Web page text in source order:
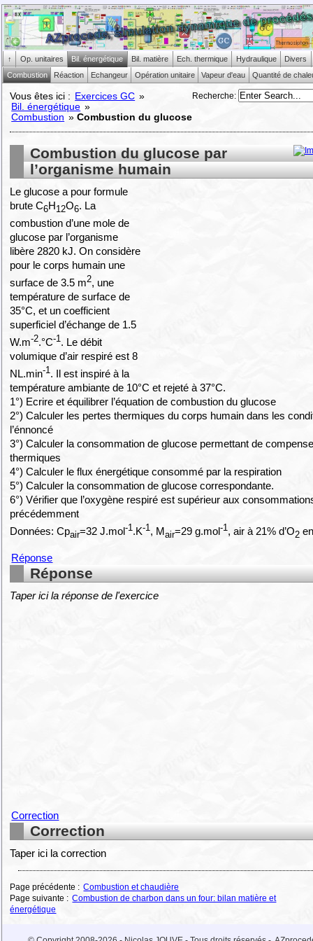
↑ Op. unitaires Bil. énergétique Bil. matière Ech. thermique Hydraulique
Divers
Combustion
Réaction Echangeur Opération unitaire Vapeur d'eau Quantité de
Recherche:
Vous êtes ici : Exercices GC »
Bil. énergétique »
Combustion »Combustion du glucose
Combustion du glucose par
l’organisme humain
Le glucose a pour formule
brute C6H12O6. La
combustion d’une mole de
glucose par l’organisme
libère 2820 kJ. On considère
pour le corps humain une
surface de 3.5 m2, une
température de surface de
35°C, et un coefficient
superficiel d’échange de 1.5
W.m-2.°C-1. Le débit
volumique d’air respiré est 8
NL.min-1. Il est inspiré à la
température ambiante de 10°C et rejeté à 37°C.
1°) Ecrire et équilibrer l’équation de combustion du glucose
2°) Calculer les pertes thermiques du corps humain dans les
l’énnoncé
3°) Calculer la consommation de glucose permettant de
thermiques
4°) Calculer le flux énergétique consommé par la respiration
5°) Calculer la consommation de glucose correspondante.
6°) Vérifier que l’oxygène respiré est supérieur aux
précédemment
Données: Cpair=32 J.mol-1.K-1, Mair=29 g.mol-1, air à 21% d’O2
Réponse
Réponse
Taper ici la réponse de l'exercice
Correction
Correction
Taper ici la correction
Page précédente : Combustion et chaudière
Page suivante : Combustion de charbon dans un four: bilan matière et
énergétique